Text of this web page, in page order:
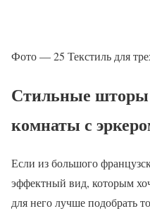
Фото — 25 Текстиль для
Стильные шторы
комнаты с
Если из большого
эффектный вид, которым
для него лучше подобрать